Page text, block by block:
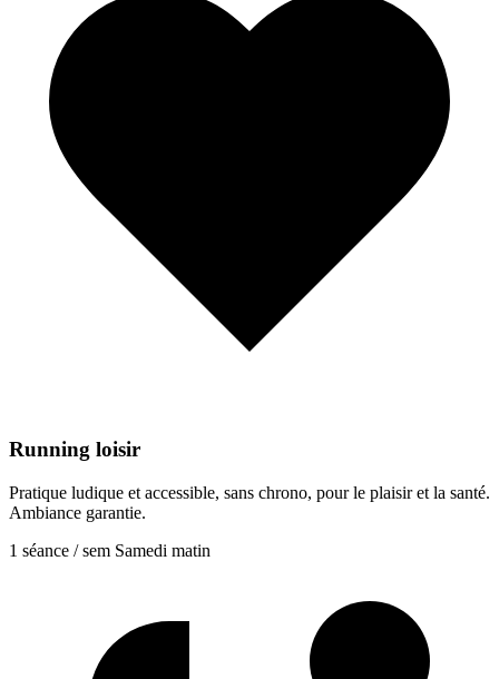
Running loisir
Pratique ludique et accessible, sans chrono, pour le plaisir et la santé.
Ambiance garantie.
1 séance / sem Samedi matin